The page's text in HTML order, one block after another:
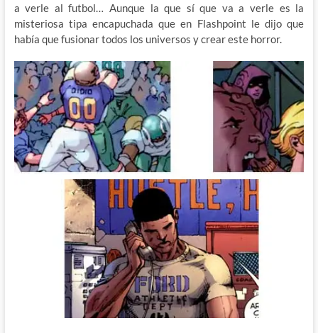
a verle al futbol… Aunque la que sí que va a verle es la
misteriosa tipa encapuchada que en Flashpoint le dijo que
había que fusionar todos los universos y crear este horror.